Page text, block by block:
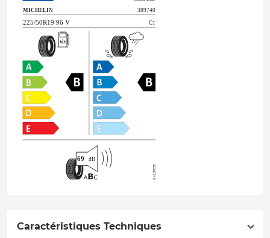
Caractéristiques Techniques